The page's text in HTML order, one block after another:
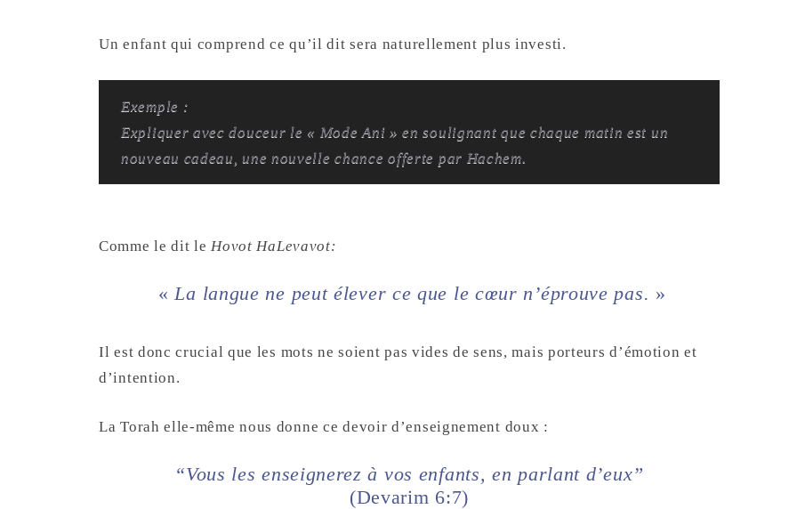
Un enfant qui comprend ce qu’il dit sera naturellement plus investi.
Exemple :
Expliquer avec douceur le « Mode Ani » en soulignant que chaque matin est un
nouveau cadeau, une nouvelle chance offerte par Hachem.
Comme le dit leHovot HaLevavot:
«La langue ne peut élever ce que le cœur n’éprouve pas. »
Il est donc crucial que les mots ne soient pas vides de sens, mais porteurs d’émotion et
d’intention.
La Torah elle-même nous donne ce devoir d’enseignement doux :
“Vous les enseignerez à vos enfants, en parlant d’eux”
(Devarim 6:7)